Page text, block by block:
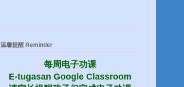
温馨提醒 Reminder
每周电子功课
E-tugasan Google Classroom
请家长提醒孩子们完成电子功课